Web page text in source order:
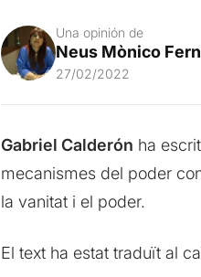
Una opinión de
Neus Mònico
27/02/2022
Gabriel Calderón ha
mecanismes del poder
la vanitat i el poder.
El text ha estat traduït al